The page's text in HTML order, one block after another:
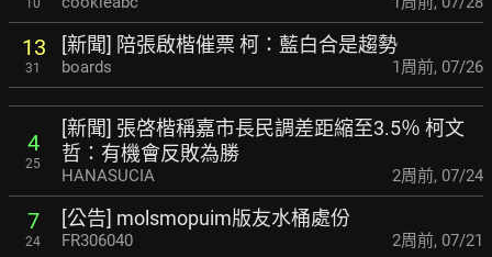
10
13
31
[新聞] 陪張啟楷催票 柯：藍白合是趨勢
boards 1周前, 07/26
4
25
[新聞] 張啓楷稱嘉市長民調差距縮至3.5％ 柯文
哲：有機會反敗為勝
HANASUCIA 2周前, 07/24
7
24
[公告] molsmopuim版友水桶處份
FR306040 2周前, 07/21